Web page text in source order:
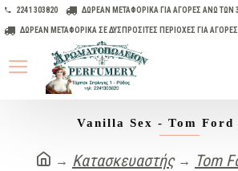
2241 303820 ΔΩΡΕΑΝ ΜΕΤΑΦΟΡΙΚΑ ΓΙΑ ΑΓΟΡΕΣ ΑΝΩ ΤΩΝ
ΔΩΡΕΑΝ ΜΕΤΑΦΟΡΙΚΑ ΣΕ ΔΥΣΠΡΟΣΙΤΕΣ ΠΕΡΙΟΧΕΣ ΓΙΑ
Κατασκευαστής Tom
Vanilla Sex - Tom Ford